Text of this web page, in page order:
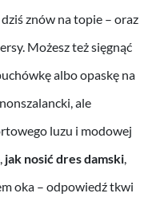
znów na topie – oraz
Możesz też sięgnąć
albo opaskę na
ale
luzu i modowej
jak nosić dres damski,
oka – odpowiedź tkwi